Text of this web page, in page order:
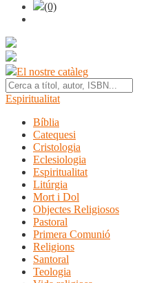
(0)
El nostre catàleg
Espiritualitat
Bíblia
Catequesi
Cristologia
Eclesiologia
Espiritualitat
Litúrgia
Mort i Dol
Objectes Religiosos
Pastoral
Primera Comunió
Religions
Santoral
Teologia